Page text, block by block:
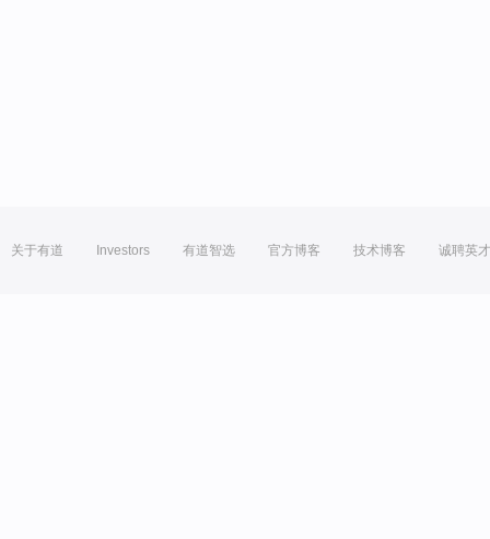
关于有道 Investors 有道智选 官方博客 技术博客 诚聘英才